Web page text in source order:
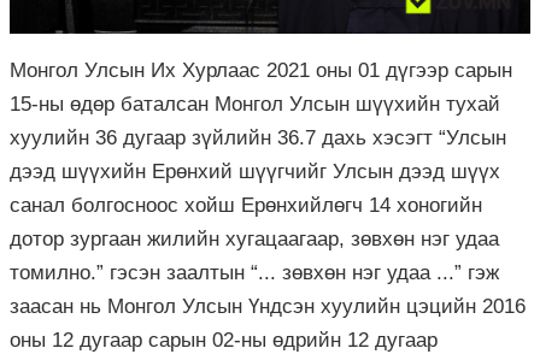
Монгол Улсын Их Хурлаас 2021 оны 01 дүгээр сарын
15-ны өдөр баталсан Монгол Улсын шүүхийн тухай
хуулийн 36 дугаар зүйлийн 36.7 дахь хэсэгт “Улсын
дээд шүүхийн Ерөнхий шүүгчийг Улсын дээд шүүх
санал болгосноос хойш Ерөнхийлөгч 14 хоногийн
дотор зургаан жилийн хугацаагаар, зөвхөн нэг удаа
томилно.” гэсэн заалтын “... зөвхөн нэг удаа ...” гэж
заасан нь Монгол Улсын Үндсэн хуулийн цэцийн 2016
оны 12 дугаар сарын 02-ны өдрийн 12 дугаар